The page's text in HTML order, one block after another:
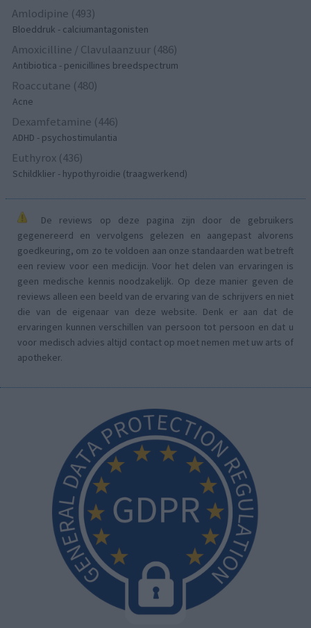
Amlodipine (493)
Bloeddruk - calciumantagonisten
Amoxicilline / Clavulaanzuur (486)
Antibiotica - penicillines breedspectrum
Roaccutane (480)
Acne
Dexamfetamine (446)
ADHD - psychostimulantia
Euthyrox (436)
Schildklier - hypothyroidie (traagwerkend)
De reviews op deze pagina zijn door de gebruikers
gegenereerd en vervolgens gelezen en aangepast alvorens
goedkeuring, om zo te voldoen aan onze standaarden wat betreft
een review voor een medicijn. Voor het delen van ervaringen is
geen medische kennis noodzakelijk. Op deze manier geven de
reviews alleen een beeld van de ervaring van de schrijvers en niet
die van de eigenaar van deze website. Denk er aan dat de
ervaringen kunnen verschillen van persoon tot persoon en dat u
voor medisch advies altijd contact op moet nemen met uw arts of
apotheker.